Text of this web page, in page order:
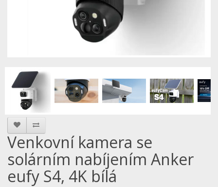
Venkovní kamera se
solárním nabíjením Anker
eufy S4, 4K bílá